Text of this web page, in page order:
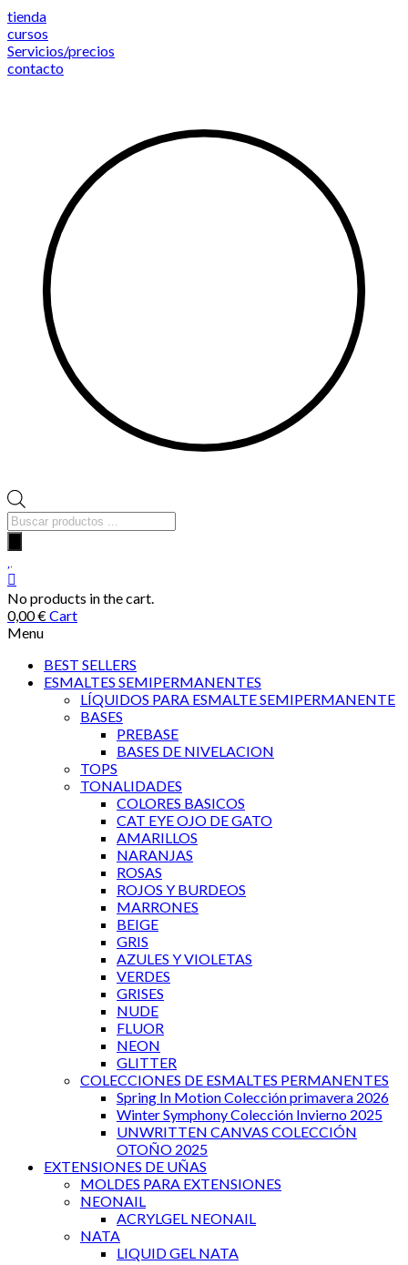
Saltar
al
contenido
tienda
cursos
Servicios/precios
contacto
Búsqueda
de
productos
No products in the cart.
0,00€Cart
Menu
BEST SELLERS
ESMALTES SEMIPERMANENTES
LÍQUIDOS PARA ESMALTE SEMIPERMANENTE
BASES
PREBASE
BASES DE NIVELACION
TOPS
TONALIDADES
COLORES BASICOS
CAT EYE OJO DE GATO
AMARILLOS
NARANJAS
ROSAS
ROJOS Y BURDEOS
MARRONES
BEIGE
GRIS
AZULES Y VIOLETAS
VERDES
GRISES
NUDE
FLUOR
NEON
GLITTER
COLECCIONES DE ESMALTES PERMANENTES
Spring In Motion Colección primavera 2026
Winter Symphony Colección Invierno 2025
UNWRITTEN CANVAS COLECCIÓN
OTOÑO 2025
EXTENSIONES DE UÑAS
MOLDES PARA EXTENSIONES
NEONAIL
ACRYLGEL NEONAIL
NATA
LIQUID GEL NATA